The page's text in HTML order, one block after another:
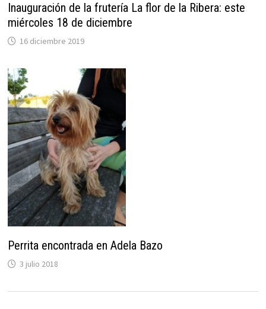
Inauguración de la frutería La flor de la Ribera: este
miércoles 18 de diciembre
16 diciembre 2019
Perrita encontrada en Adela Bazo
3 julio 2018